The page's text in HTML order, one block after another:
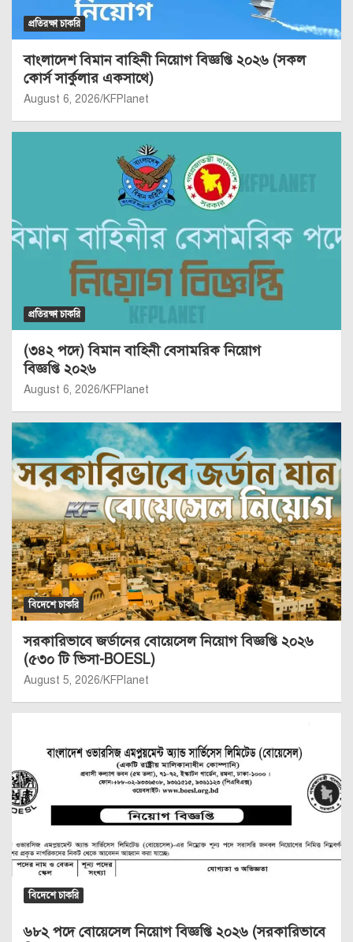
প্রতিরক্ষা চাকরি
বাংলাদেশ বিমান বাহিনী নিয়োগ বিজ্ঞপ্তি ২০২৬ (সকল
কোর্স সার্কুলার একসাথে)
August 6, 2026 KFPlanet
প্রতিরক্ষা চাকরি
(৩৪২ পদে) বিমান বাহিনী বেসামরিক নিয়োগ
বিজ্ঞপ্তি ২০২৬
August 6, 2026 KFPlanet
বিদেশে চাকরি
সরকারিভাবে জর্ডানের বোয়েসেল নিয়োগ বিজ্ঞপ্তি ২০২৬
(৫৩০ টি ভিসা-BOESL)
August 5, 2026 KFPlanet
বিদেশে চাকরি
৬৮২ পদে বোয়েসেল নিয়োগ বিজ্ঞপ্তি ২০২৬ (সরকারিভাবে